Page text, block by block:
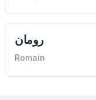
رومان
Romain